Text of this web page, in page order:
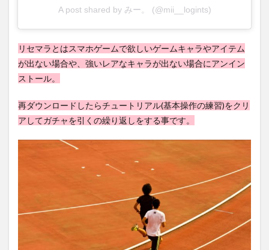
A post shared by みー。 (@mii__logints)
リセマラとはスマホゲームで欲しいゲームキャラやアイテム
が出ない場合や、強いレアなキャラが出ない場合にアンイン
ストール。
再ダウンロードしたらチュートリアル(基本操作の練習)をクリ
アしてガチャを引くの繰り返しをする事です。